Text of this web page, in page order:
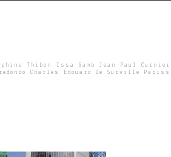
Thibon Issa Samb Jean Paul Curnier
Charles Édouard De Surville Papiss